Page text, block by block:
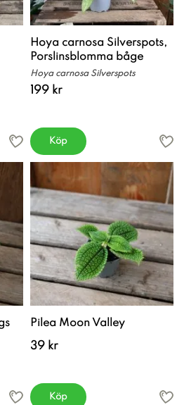
Hoya carnosa Silverspots,
Porslinsblomma båge
Hoya carnosa Silverspots
199 kr
Köp
Pilea Moon Valley
39 kr
Köp